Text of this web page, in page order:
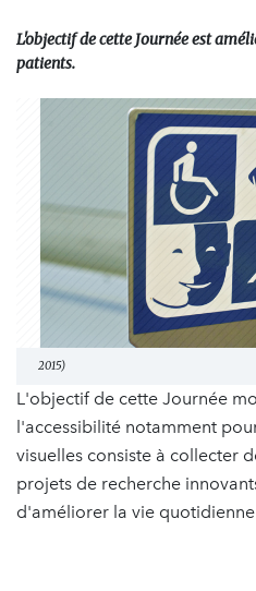
L'objectif de cette Journée est
patients.
2015)
L'objectif de cette Journée
l'accessibilité notamment
visuelles consiste à collecter
projets de recherche
d'améliorer la vie